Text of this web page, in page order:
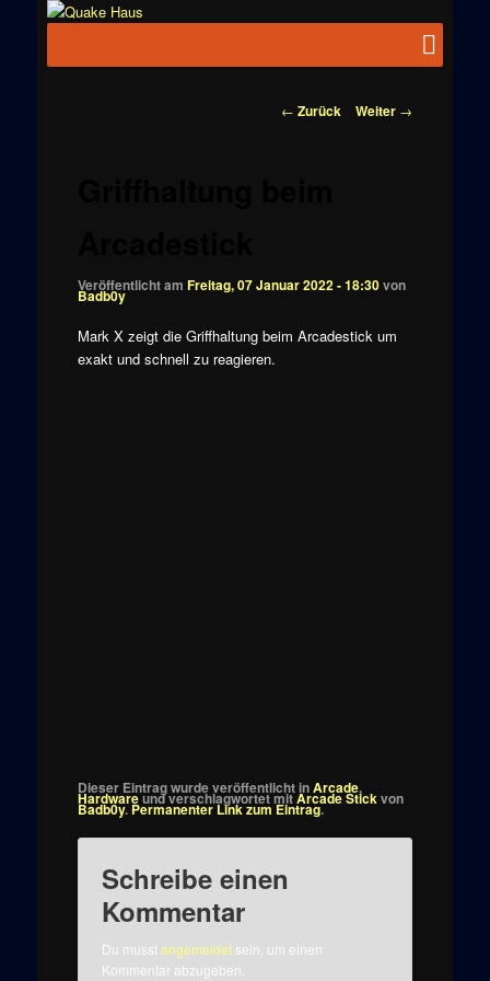
News zu
Beitragsnavigation
← Zurück Weiter →
Veröffentlicht am Freitag, 07 Januar 2022 - 18:30von
Badb0y
Mark X zeigt die Griffhaltung beim Arcadestick um
exakt und schnell zu reagieren.
Dieser Eintrag wurde veröffentlicht inArcade,
Hardwareund verschlagwortet mitArcade Stickvon
Badb0y.Permanenter Link zum Eintrag.
Schreibe einen
Kommentar
Du musstangemeldetsein, um einen
Kommentar abzugeben.